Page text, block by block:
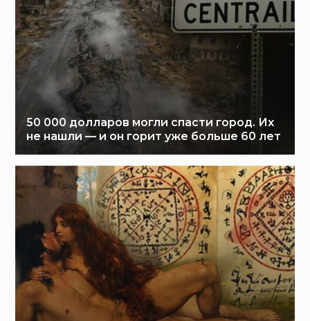
50 000 долларов могли спасти город. Их
не нашли — и он горит уже больше 60 лет